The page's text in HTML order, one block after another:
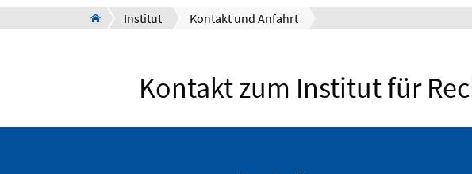
Institut Kontakt und Anfahrt
Kontakt zum Institut für